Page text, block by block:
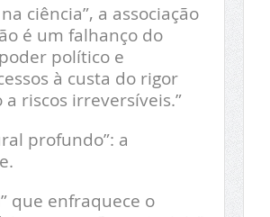
ciência”, a associação
é um falhanço do
político e
à custa do rigor
riscos irreversíveis.”
profundo”: a
que enfraquece o